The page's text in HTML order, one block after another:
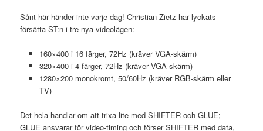
Sånt här händer inte varje dag! Christian Zietz har lyckats
försätta ST:n i tre nya videolägen:
160×400 i 16 färger, 72Hz (kräver VGA-skärm)
320×400 i 4 färger, 72Hz (kräver VGA-skärm)
1280×200 monokromt, 50/60Hz (kräver RGB-skärm eller
TV)
Det hela handlar om att trixa lite med SHIFTER och GLUE;
GLUE ansvarar för video-timing och förser SHIFTER med data,